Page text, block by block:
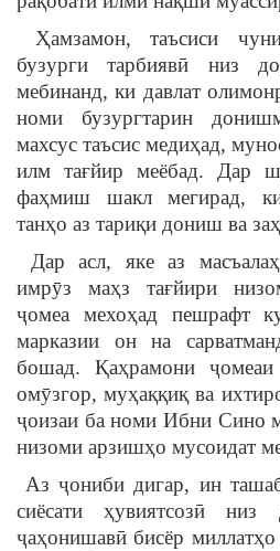
Ҳамзамон, таъсиси
бузурги тарбиявӣ низ
мебинанд, ки давлат
номи бузургтарин
махсус таъсис медиҳад,
илм тағйир меёбад. Дар
фаҳмиш шакл мегирад,
танҳо аз тариқи дониш ва
Дар асл, яке аз
имрӯз маҳз тағйири
ҷомеа мехоҳад пешрафт
марказии он на
бошад. Қаҳрамони
омӯзгор, муҳаққиқ ва
ҷоизаи ба номи Ибни Сино
низоми арзишҳо мусоидат
Аз ҷониби дигар, ин
сиёсати ҳувиятсозӣ
ҷаҳонишавӣ бисёр